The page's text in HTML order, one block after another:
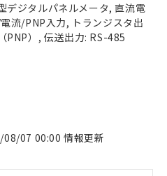
デジタルパネルメータ, 直流電
流/PNP入力, トランジスタ出
PNP）, 伝送出力: RS-485
08/07 00:00 情報更新